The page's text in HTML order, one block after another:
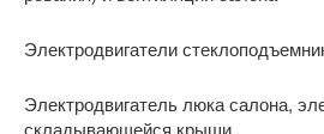
Электродвигатели
Электродвигатель люка салона,
складывающейся крыши